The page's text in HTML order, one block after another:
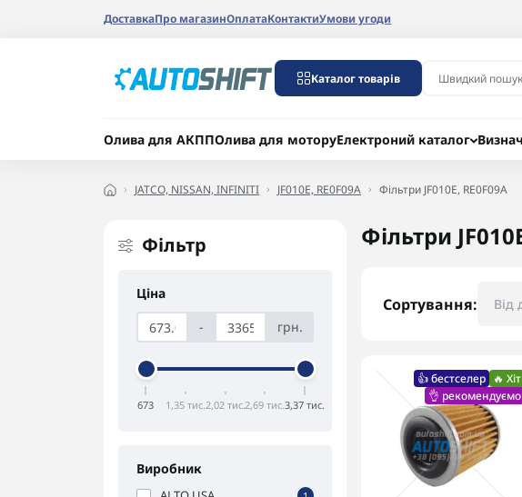
ДоставкаПро магазинОплатаКонтактиУмови угоди
Каталог товарів
Олива для АКППОлива для моторуЕлектроний каталог
JATCO, NISSAN, INFINITI JF010E, RE0F09A Фільтри JF010E, RE0F09A
Фільтр
Ціна
-
грн.
673 1,35 тис.2,02 тис.2,69 тис.3,37 тис.
Виробник
Фільтри
Сортування:
👍 бестселер 🔥 Хіт
👌 рекомендуємо